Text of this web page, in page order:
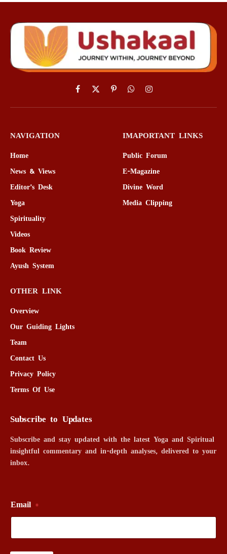
Facebook
X
(Twitter)
PinterestWhatsAppInstagram
NAVIGATION
Home
News & Views
Editor’s Desk
Yoga
Spirituality
Videos
Book Review
Ayush System
IMAPORTANT LINKS
Public Forum
E-Magazine
Divine Word
Media Clipping
OTHER LINK
Overview
Our Guiding Lights
Team
Contact Us
Privacy Policy
Terms Of Use
Subscribe to Updates
Subscribe and stay updated with the latest Yoga and Spiritual
insightful commentary and in-depth analyses, delivered to your
inbox.
Email *